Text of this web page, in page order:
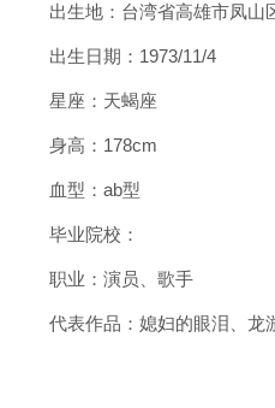
出生地：台湾省高雄市凤山
出生日期：1973/11/4
星座：天蝎座
身高：178cm
血型：ab型
毕业院校：
职业：演员、歌手
代表作品：媳妇的眼泪、龙